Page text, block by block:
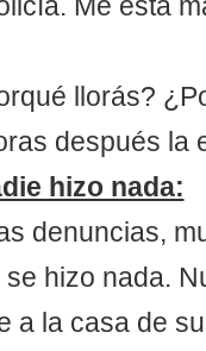
llorás?
después la
hizo nada:
denuncias,
hizo nada.
a la casa de